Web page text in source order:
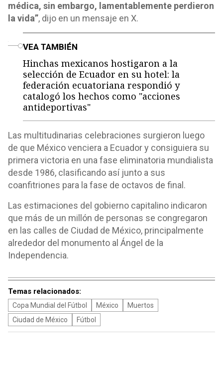
médica, sin embargo, lamentablemente perdieron
la vida”, dijo en un mensaje en X.
VEA TAMBIÉN
Hinchas mexicanos hostigaron a la
selección de Ecuador en su hotel: la
federación ecuatoriana respondió y
catalogó los hechos como "acciones
antideportivas"
Las multitudinarias celebraciones surgieron luego
de que México venciera a Ecuador y consiguiera su
primera victoria en una fase eliminatoria mundialista
desde 1986, clasificando así junto a sus
coanfitriones para la fase de octavos de final.
Las estimaciones del gobierno capitalino indicaron
que más de un millón de personas se congregaron
en las calles de Ciudad de México, principalmente
alrededor del monumento al Ángel de la
Independencia.
Temas relacionados:
Copa Mundial del Fútbol México
Muertos
Ciudad de México
Fútbol